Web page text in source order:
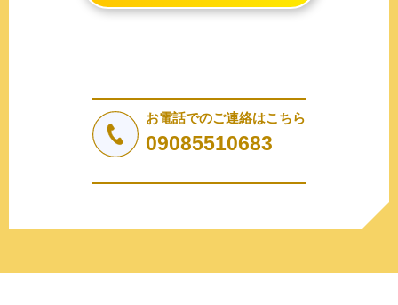
情報（個人識別情報）を指します。
a.応募者等からのお問い合わせに対応・管理するため
b.本ウェブサイトにおけるサービスの提供・運用のため
3. プライバシー尊重
お電話でのご連絡はこちら
09085510683